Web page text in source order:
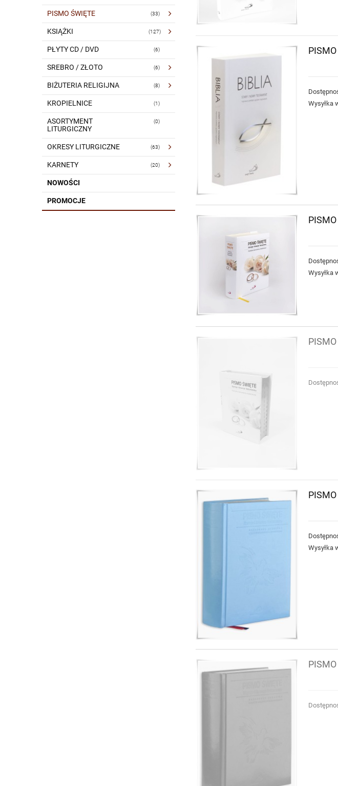
PISMO ŚWIĘTE (33)
KSIĄŻKI (127)
PŁYTY CD / DVD (6)
SREBRO / ZŁOTO (6)
BIŻUTERIA RELIGIJNA (8)
KROPIELNICE (1)
ASORTYMENT
LITURGICZNY
(0)
OKRESY LITURGICZNE (63)
KARNETY (20)
NOWOŚCI
PROMOCJE
Wysyłka
Wysyłka
Wysyłka